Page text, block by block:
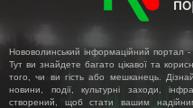
Нововолинський інформаційний портал -
Тут ви знайдете багато цікавої та
того, чи ви гість або мешканець.
новини, події, культурні заходи,
створений, щоб стати вашим